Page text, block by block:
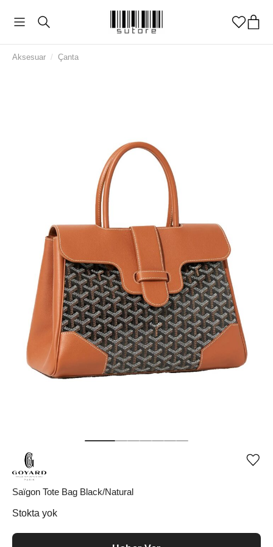
Aksesuar / Çanta
Saïgon Tote Bag Black/Natural
Stokta yok